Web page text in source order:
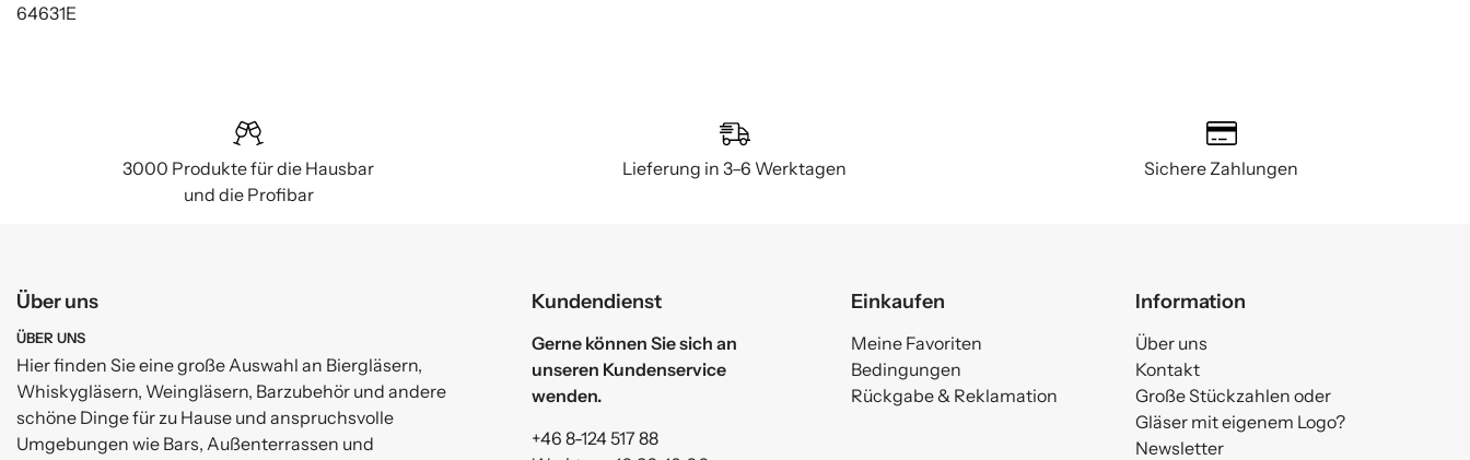
64631E
3000 Produkte für die Hausbar
und die Profibar
Lieferung in 3–6 Werktagen Sichere Zahlungen
Über uns
ÜBER UNS
Hier finden Sie eine große Auswahl an Biergläsern,
Whiskygläsern, Weingläsern, Barzubehör und andere
schöne Dinge für zu Hause und anspruchsvolle
Umgebungen wie Bars, Außenterrassen und
Kundendienst
Gerne können Sie sich an
unseren Kundenservice
wenden.
+46 8-124 517 88
Einkaufen
Meine Favoriten
Bedingungen
Rückgabe & Reklamation
Information
Über uns
Kontakt
Große Stückzahlen oder
Gläser mit eigenem Logo?
Newsletter